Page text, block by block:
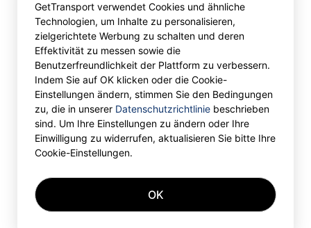
GetTransport verwendet Cookies und ähnliche
Technologien, um Inhalte zu personalisieren,
zielgerichtete Werbung zu schalten und deren
Effektivität zu messen sowie die
Benutzerfreundlichkeit der Plattform zu verbessern.
Indem Sie auf OK klicken oder die Cookie-
Einstellungen ändern, stimmen Sie den Bedingungen
zu, die in unserer Datenschutzrichtlinie beschrieben
sind. Um Ihre Einstellungen zu ändern oder Ihre
Einwilligung zu widerrufen, aktualisieren Sie bitte Ihre
Cookie-Einstellungen.
OK